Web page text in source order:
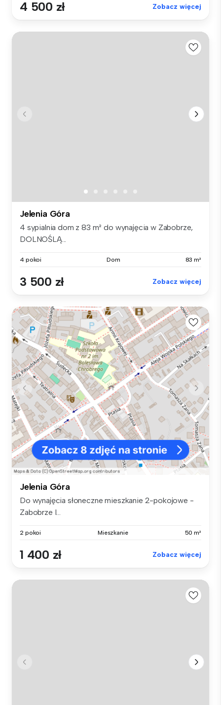
4 500 zł Zobacz więcej
Jelenia Góra
4 sypialnia dom z 83 m² do wynajęcia w Zabobrze,
DOLNOŚLĄ...
4 pokoi Dom 83 m²
3 500 zł Zobacz więcej
Jelenia Góra
Do wynajęcia słoneczne mieszkanie 2-pokojowe -
Zabobrze I...
2 pokoi Mieszkanie 50 m²
1 400 zł Zobacz więcej